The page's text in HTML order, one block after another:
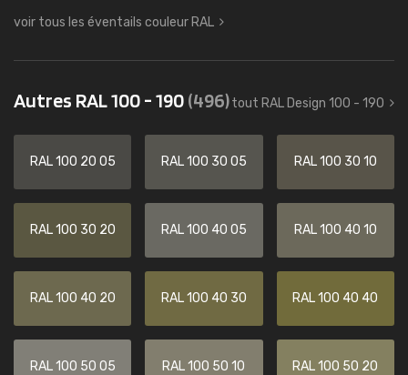
voir tous les éventails couleur RAL
Autres RAL 100 - 190(496)tout RAL Design 100 - 190
RAL 100 20 05 RAL 100 30 05 RAL 100 30 10
RAL 100 30 20 RAL 100 40 05 RAL 100 40 10
RAL 100 40 20 RAL 100 40 30 RAL 100 40 40
RAL 100 50 05 RAL 100 50 10 RAL 100 50 20